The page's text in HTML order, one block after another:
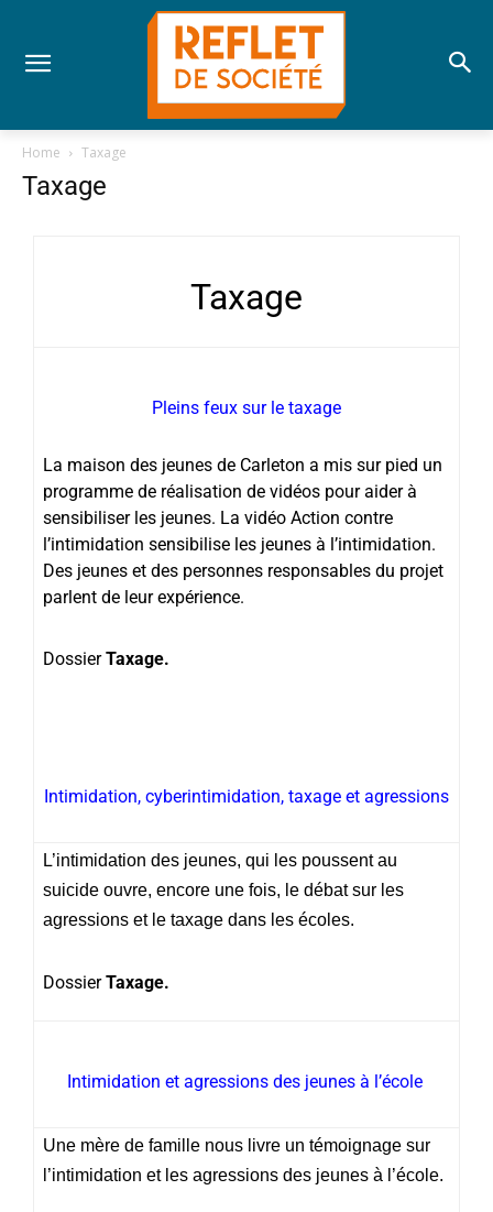
Home Taxage
Taxage
Taxage
Pleins feux sur le taxage
La maison des jeunes de Carleton a mis sur pied un
programme de réalisation de vidéos pour aider à
sensibiliser les jeunes. La vidéo Action contre
l’intimidation sensibilise les jeunes à l’intimidation.
Des jeunes et des personnes responsables du projet
parlent de leur expérience.
DossierTaxage.
Intimidation, cyberintimidation, taxage et agressions
L’intimidation des jeunes, qui les poussent au
suicide ouvre, encore une fois, le débat sur les
agressions et le taxage dans les écoles.
DossierTaxage.
Intimidation et agressions des jeunes à l’école
Une mère de famille nous livre un témoignage sur
l’intimidation et les agressions des jeunes à l’école.